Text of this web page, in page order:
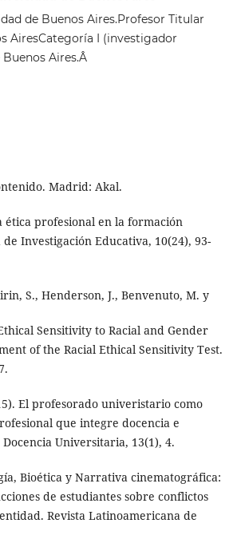
de Buenos Aires.Profesor Titular
AiresCategoría I (investigador
Aires.Â
Madrid: Akal.
ética profesional en la formación
Investigación Educativa, 10(24), 93-
S., Henderson, J., Benvenuto, M. y
Sensitivity to Racial and Gender
of the Racial Ethical Sensitivity Test.
El profesorado univeristario como
que integre docencia e
Universitaria, 13(1), 4.
Bioética y Narrativa cinematográfica:
de estudiantes sobre conflictos
Revista Latinoamericana de